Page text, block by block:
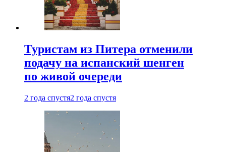
Туристам из Питера отменили
подачу на испанский шенген
по живой очереди
2 года спустя2 года спустя